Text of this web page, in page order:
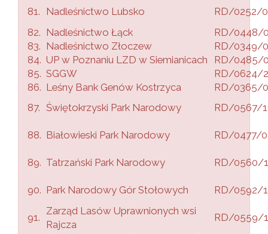
81. Nadleśnictwo Lubsko
RD/0252/
82. Nadleśnictwo Łąck
RD/0448/
83. Nadleśnictwo Złoczew
RD/0349/
84. UP w Poznaniu LZD w Siemianicach
RD/0485/
85. SGGW
RD/0624/
86. Leśny Bank Genów Kostrzyca
RD/0365/
87. Świętokrzyski Park Narodowy RD/0567/
88. Białowieski Park Narodowy RD/0477/
89. Tatrzański Park Narodowy RD/0560/
90. Park Narodowy Gór Stołowych RD/0592/
91.
Zarząd Lasów Uprawnionych wsi
Rajcza
RD/0559/